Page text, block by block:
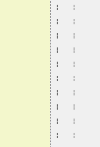
¦   ¦
¦   ¦
¦   ¦
¦   ¦
¦   ¦
¦   ¦
¦   ¦
¦   ¦
¦   ¦
¦   ¦